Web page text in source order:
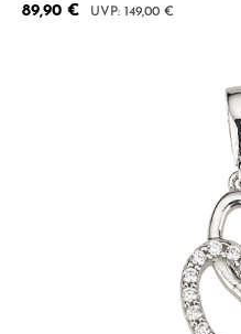
Verkaufspreis:
89,90 € Regulärer Preis:
149,00 €